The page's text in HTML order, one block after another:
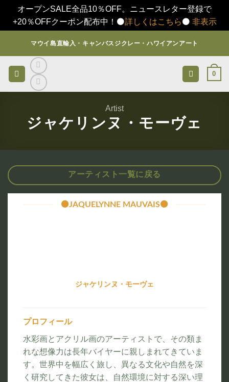
オープンSALE全品10％OFF。ニュースレター登録で
+20％OFFクーポン配布中！⚫️詳しくはこちら⚫️ 非表示
マウイ島直輸入・キャンバスジクレー・ハワイアンアート
0
Artist
ジャケリンヌ・モーヴェ
アーティスト一覧に戻る
⚫️JAQUELYNNE MAUVAIS⚫️
ジャケリンヌ・モーヴェ
プロフィール
水彩画とアクリル画のアーティストで、その類ま
れな想像力は長年バイヤーに親しまれてきていま
す。世界中を幅広く旅し、異なる文化や自然を深
く研究してきた彼女は、自然環境に対する深い理